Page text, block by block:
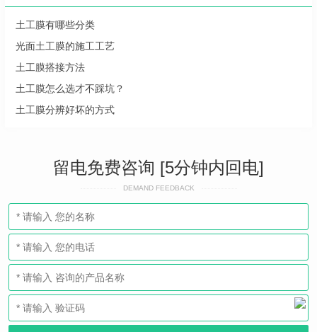
土工膜有哪些分类
光面土工膜的施工工艺
土工膜搭接方法
土工膜怎么选才不踩坑？
土工膜分辨好坏的方式
留电免费咨询 [5分钟内回电]
DEMAND FEEDBACK